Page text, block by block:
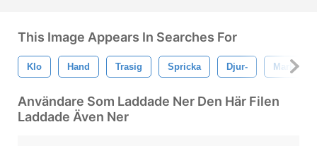
This Image Appears In Searches For
Klo Hand Trasig Spricka Djur- Markera
Användare Som Laddade Ner Den Här Filen
Laddade Även Ner